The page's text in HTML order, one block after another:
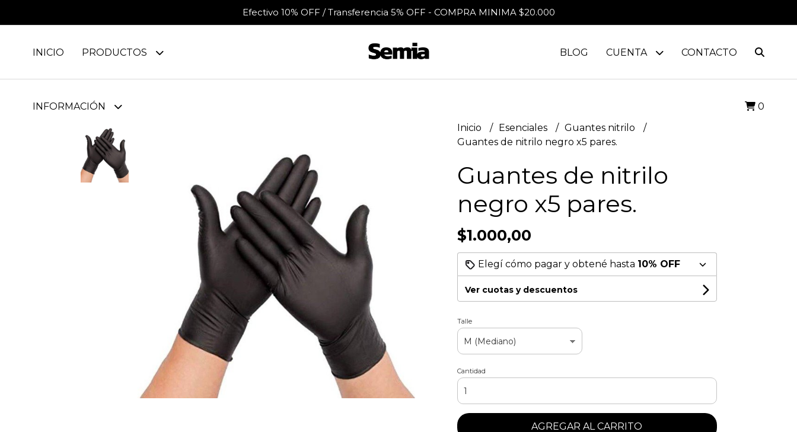
Efectivo 10% OFF / Transferencia 5% OFF - COMPRA MINIMA $20.000
INICIO PRODUCTOS
INFORMACIÓN
BLOG CUENTA CONTACTO
0
Inicio
Esenciales
Guantes nitrilo
Guantes de nitrilo negro x5 pares.
Guantes de nitrilo
negro x5 pares.
$1.000,00
Elegí cómo pagar y obtené hasta 10% OFF
Ver cuotas y descuentos
Talle
Cantidad
AGREGAR AL CARRITO